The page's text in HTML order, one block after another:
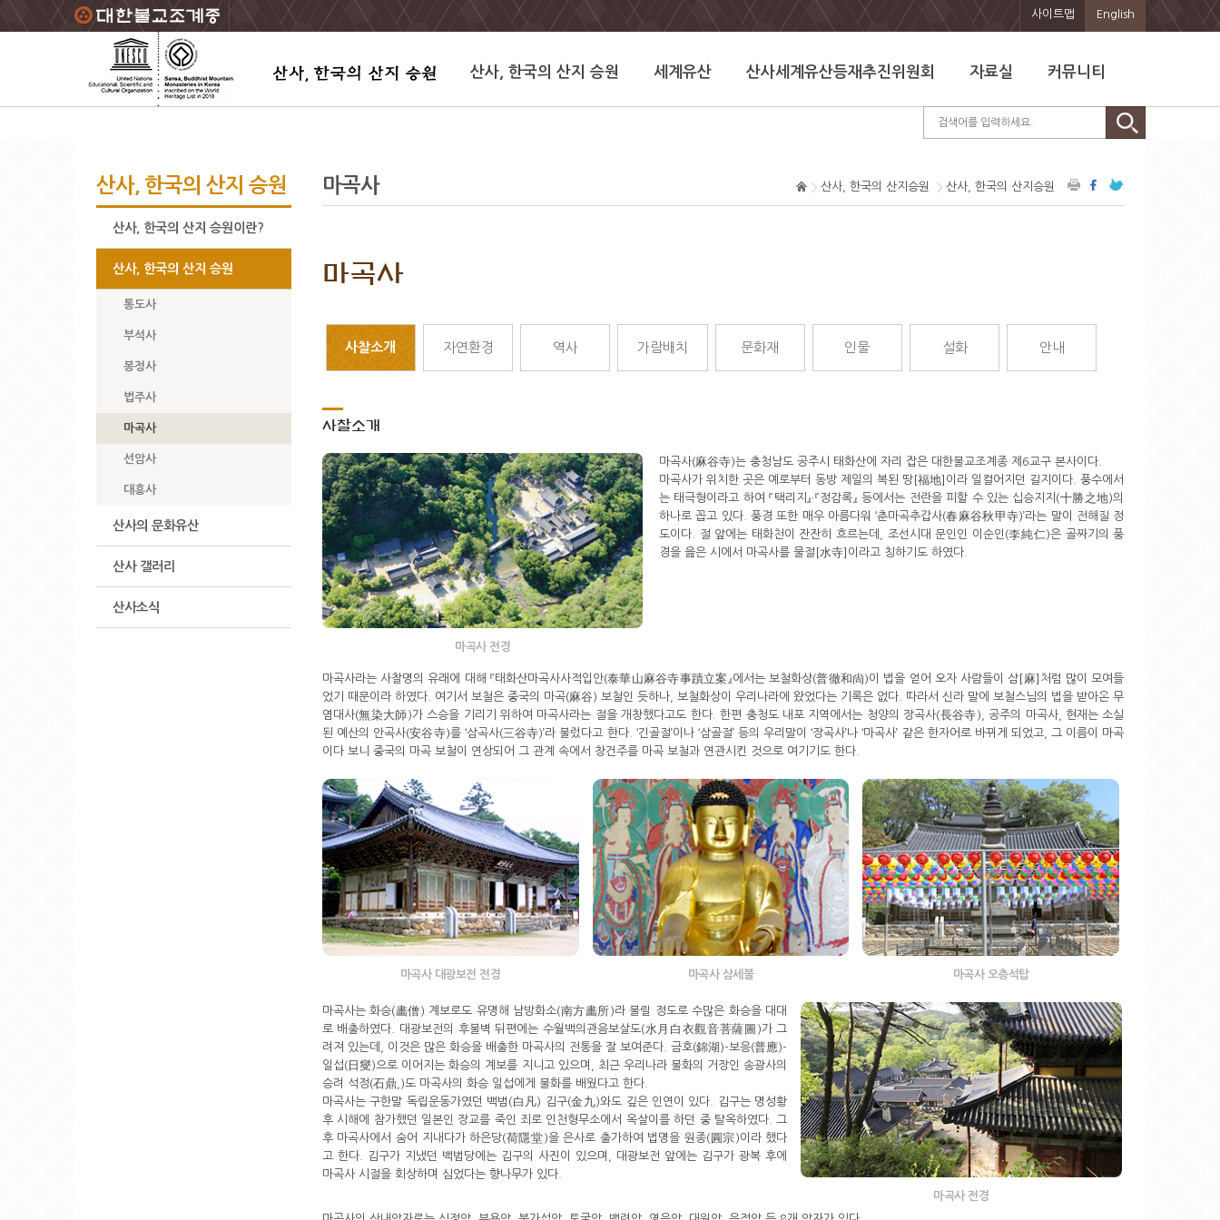
주요메뉴 바로가기
본문 바로가기
하단메뉴 바로가기 사이트맵 English
산사, 한국의 산지 승원 세계유산 산사세계유산등재추진위원회 자료실 커뮤니티
산사, 한국의 산지 승원
산사, 한국의 산지 승원이란?
산사, 한국의 산지 승원
통도사
부석사
봉정사
법주사
마곡사
선암사
대흥사
산사의 문화유산
산사 갤러리
산사소식
마곡사 산사, 한국의 산지승원 산사, 한국의 산지승원
마곡사
사찰소개 자연환경 역사 가람배치 문화재 인물 설화 안내
사찰소개
마곡사 전경
마곡사(麻谷寺)는 충청남도 공주시 태화산에 자리 잡은 대한불교조계종 제6교구 본사이다.
마곡사가 위치한 곳은 예로부터 동방 제일의 복된 땅[福地]이라 일컬어지던 길지이다. 풍수에서
는 태극형이라고 하여 『택리지』·『정감록』 등에서는 전란을 피할 수 있는 십승지지(十勝之地)의
하나로 꼽고 있다. 풍경 또한 매우 아름다워 ‘춘마곡추갑사(春麻谷秋甲寺)’라는 말이 전해질 정
도이다. 절 앞에는 태화천이 잔잔히 흐르는데, 조선시대 문인인 이순인(李純仁)은 골짜기의 풍
경을 읊은 시에서 마곡사를 물절[水寺]이라고 칭하기도 하였다.
마곡사라는 사찰명의 유래에 대해 『태화산마곡사사적입안(泰華山麻谷寺事蹟立案』에서는 보철화상(普徹和尙)이 법을 얻어 오자 사람들이 삼[麻]처럼 많이 모여들
었기 때문이라 하였다. 여기서 보철은 중국의 마곡(麻谷) 보철인 듯하나, 보철화상이 우리나라에 왔었다는 기록은 없다. 따라서 신라 말에 보철스님의 법을 받아온 무
염대사(無染大師)가 스승을 기리기 위하여 마곡사라는 절을 개창했다고도 한다. 한편 충청도 내포 지역에서는 청양의 장곡사(長谷寺), 공주의 마곡사, 현재는 소실
된 예산의 안곡사(安谷寺)를 ‘삼곡사(三谷寺)’라 불렀다고 한다. ‘긴골절’이나 ‘삼골절’ 등의 우리말이 ‘장곡사’나 ‘마곡사’ 같은 한자어로 바뀌게 되었고, 그 이름이 마곡
이다 보니 중국의 마곡 보철이 연상되어 그 관계 속에서 창건주를 마곡 보철과 연관시킨 것으로 여기기도 한다.
마곡사 대광보전 전경 마곡사 삼세불 마곡사 오층석탑
마곡사는 화승(畵僧) 계보로도 유명해 남방화소(南方畵所)라 불릴 정도로 수많은 화승을 대대
로 배출하였다. 대광보전의 후불벽 뒤편에는 수월백의관음보살도(水月白衣觀音菩薩圖)가 그
려져 있는데, 이것은 많은 화승을 배출한 마곡사의 전통을 잘 보여준다. 금호(錦湖)-보응(普應)-
일섭(日燮)으로 이어지는 화승의 계보를 지니고 있으며, 최근 우리나라 불화의 거장인 송광사의
승려 석정(石鼎,)도 마곡사의 화승 일섭에게 불화를 배웠다고 한다.
마곡사는 구한말 독립운동가였던 백범(白凡) 김구(金九)와도 깊은 인연이 있다. 김구는 명성황
후 시해에 참가했던 일본인 장교를 죽인 죄로 인천형무소에서 옥살이를 하던 중 탈옥하였다. 그
후 마곡사에서 숨어 지내다가 하은당(荷隱堂)을 은사로 출가하여 법명을 원종(圓宗)이라 했다
고 한다. 김구가 지냈던 백범당에는 김구의 사진이 있으며, 대광보전 앞에는 김구가 광복 후에
마곡사 시절을 회상하며 심었다는 향나무가 있다.
마곡사 전경